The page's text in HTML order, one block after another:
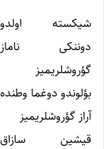
شیکسته اولدو
دوننکی ناماز
گؤروشلریمیز
بؤلوندو دوغما وطنده
آراز گؤروشلریمیز
قیشین سازاق